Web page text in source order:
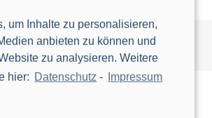
um Inhalte zu personalisieren,
anbieten zu können und
zu analysieren. Weitere
hier: Datenschutz - Impressum